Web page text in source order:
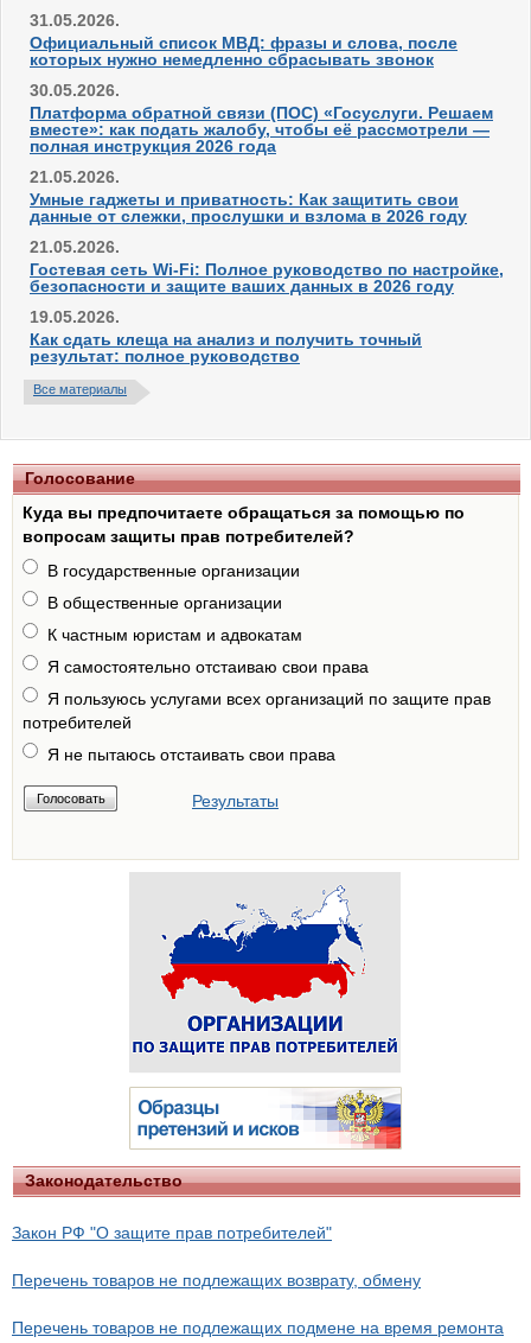
31.05.2026.
Официальный список МВД: фразы и слова, после
которых нужно немедленно сбрасывать звонок
30.05.2026.
Платформа обратной связи (ПОС) «Госуслуги. Решаем
вместе»: как подать жалобу, чтобы её рассмотрели —
полная инструкция 2026 года
21.05.2026.
Умные гаджеты и приватность: Как защитить свои
данные от слежки, прослушки и взлома в 2026 году
21.05.2026.
Гостевая сеть Wi-Fi: Полное руководство по настройке,
безопасности и защите ваших данных в 2026 году
19.05.2026.
Как сдать клеща на анализ и получить точный
результат: полное руководство
Все материалы
Голосование
Куда вы предпочитаете обращаться за помощью по
вопросам защиты прав потребителей?
В государственные организации
В общественные организации
К частным юристам и адвокатам
Я самостоятельно отстаиваю свои права
Я пользуюсь услугами всех организаций по защите прав
потребителей
Я не пытаюсь отстаивать свои права
Результаты
Законодательство
Закон РФ "О защите прав потребителей"
Перечень товаров не подлежащих возврату, обмену
Перечень товаров не подлежащих подмене на время ремонта